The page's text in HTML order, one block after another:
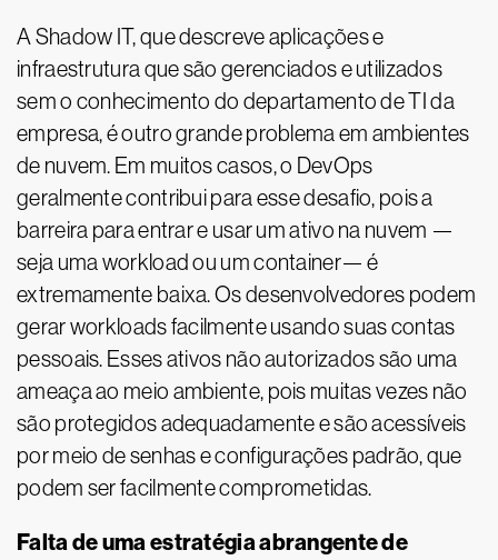
A Shadow IT, que descreve aplicações e
infraestrutura que são gerenciados e utilizados
sem o conhecimento do departamento de TI da
empresa, é outro grande problema em ambientes
de nuvem. Em muitos casos, o DevOps
geralmente contribui para esse desafio, pois a
barreira para entrar e usar um ativo na nuvem —
seja uma workload ou um container— é
extremamente baixa. Os desenvolvedores podem
gerar workloads facilmente usando suas contas
pessoais. Esses ativos não autorizados são uma
ameaça ao meio ambiente, pois muitas vezes não
são protegidos adequadamente e são acessíveis
por meio de senhas e configurações padrão, que
podem ser facilmente comprometidas.
Falta de uma estratégia abrangente de